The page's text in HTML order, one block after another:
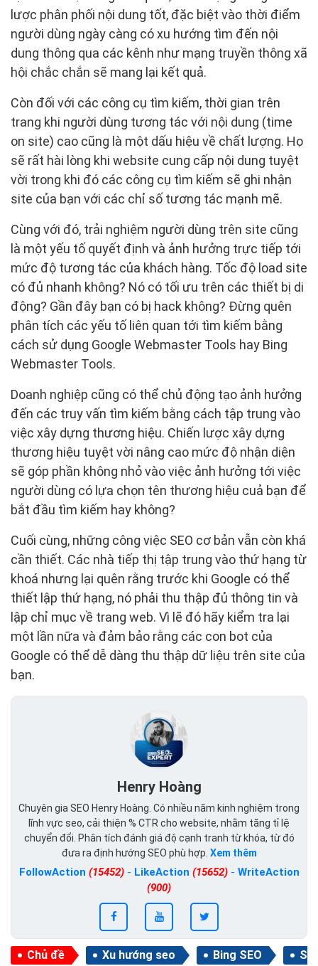
lược phân phối nội dung tốt, đặc biệt vào thời điểm
người dùng ngày càng có xu hướng tìm đến nội
dung thông qua các kênh như mạng truyền thông xã
hội chắc chắn sẽ mang lại kết quả.
Còn đối với các công cụ tìm kiếm, thời gian trên
trang khi người dùng tương tác với nội dung (time
on site) cao cũng là một dấu hiệu về chất lượng. Họ
sẽ rất hài lòng khi website cung cấp nội dung tuyệt
vời trong khi đó các công cụ tìm kiếm sẽ ghi nhận
site của bạn với các chỉ số tương tác mạnh mẽ.
Cùng với đó, trải nghiệm người dùng trên site cũng
là một yếu tố quyết định và ảnh hưởng trực tiếp tới
mức độ tương tác của khách hàng. Tốc độ load site
có đủ nhanh không? Nó có tối ưu trên các thiết bị di
động? Gần đây bạn có bị hack không? Đừng quên
phân tích các yếu tố liên quan tới tìm kiếm bằng
cách sử dụng Google Webmaster Tools hay Bing
Webmaster Tools.
Doanh nghiệp cũng có thể chủ động tạo ảnh hưởng
đến các truy vấn tìm kiếm bằng cách tập trung vào
việc xây dựng thương hiệu. Chiến lược xây dựng
thương hiệu tuyệt vời nâng cao mức độ nhận diện
sẽ góp phần không nhỏ vào việc ảnh hưởng tới việc
người dùng có lựa chọn tên thương hiệu cuả bạn để
bắt đầu tìm kiếm hay không?
Cuối cùng, những công việc SEO cơ bản vẫn còn khá
cần thiết. Các nhà tiếp thị tập trung vào thứ hạng từ
khoá nhưng lại quên rằng trước khi Google có thể
thiết lập thứ hạng, nó phải thu thập đủ thông tin và
lập chỉ mục về trang web. Vì lẽ đó hãy kiểm tra lại
một lần nữa và đảm bảo rằng các con bot của
Google có thể dễ dàng thu thập dữ liệu trên site của
bạn.
Henry Hoàng
Chuyên gia SEO Henry Hoàng. Có nhiều năm kinh nghiệm trong
lĩnh vực seo, cải thiện % CTR cho website, nhằm tăng tỉ lệ
chuyển đổi. Phân tích đánh giá độ cạnh tranh từ khóa, từ đó
đưa ra định hướng SEO phù hợp. Xem thêm
FollowAction (15452)- LikeAction (15652)- WriteAction
(900)
Chủ đề Xu hướng seo Bing SEO